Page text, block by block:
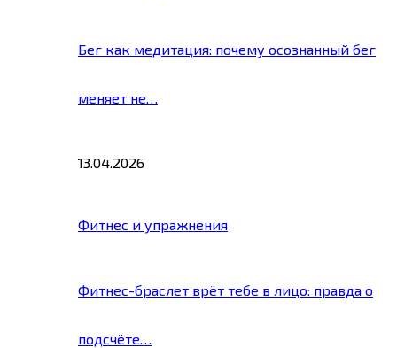
Бег как медитация: почему осознанный бег
меняет не…
13.04.2026
Фитнес и упражнения
Фитнес-браслет врёт тебе в лицо: правда о
подсчёте…